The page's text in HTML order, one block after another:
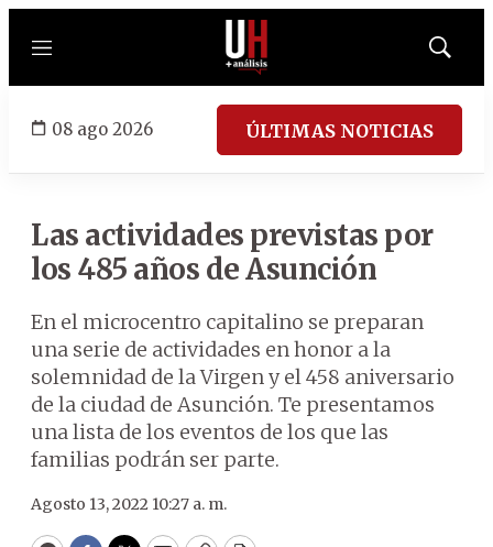
Menú
Mostrar
08 ago 2026 ÚLTIMAS NOTICIAS
Las actividades previstas por
los 485 años de Asunción
En el microcentro capitalino se preparan
una serie de actividades en honor a la
solemnidad de la Virgen y el 458 aniversario
de la ciudad de Asunción. Te presentamos
una lista de los eventos de los que las
familias podrán ser parte.
Agosto 13, 2022 10:27 a. m.